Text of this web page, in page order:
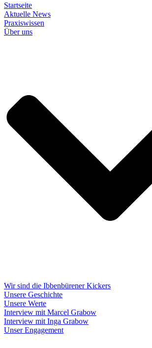
Startseite
Aktuelle News
Praxiswissen
Über uns
Wir sind die Ibbenbürener Kickers
Unsere Geschichte
Unsere Werte
Interview mit Marcel Grabow
Interview mit Inga Grabow
Unser Engagement